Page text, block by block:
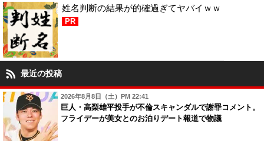
姓名判断の結果が的確過ぎてヤバイｗｗ
PR
最近の投稿
2026年8月8日（土）PM 22:41
巨人・高梨雄平投手が不倫スキャンダルで謝罪コメント。
フライデーが美女とのお泊りデート報道で物議